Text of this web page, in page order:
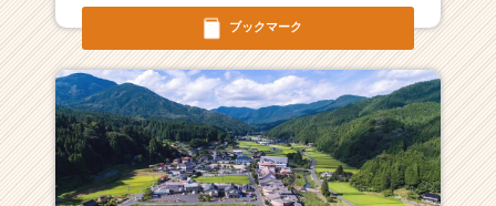
集！
ン
チ
ャ
ー・
成
長
ブックマーク